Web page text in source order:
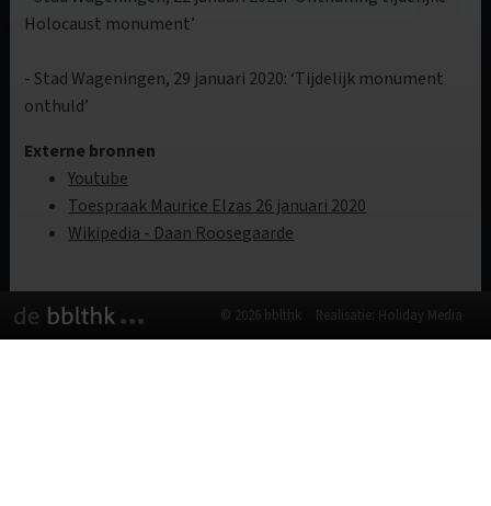
Holocaust monument’
- Stad Wageningen, 29 januari 2020: ‘Tijdelijk monument
onthuld’
Externe bronnen
Youtube
Toespraak Maurice Elzas 26 januari 2020
Wikipedia - Daan Roosegaarde
© 2026 bblthk Realisatie: Holiday Media